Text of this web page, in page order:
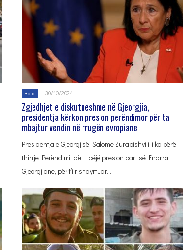
Bota 30/10/2024
Zgjedhjet e diskutueshme në Gjeorgjia,
presidentja kërkon presion perëndimor për ta
mbajtur vendin në rrugën evropiane
Presidentja e Gjeorgjisë, Salome Zurabishvili, i ka bërë
thirrje Perëndimit që t’i bëjë presion partisë Ëndrra
Gjeorgjiane, për t’i rishqyrtuar…